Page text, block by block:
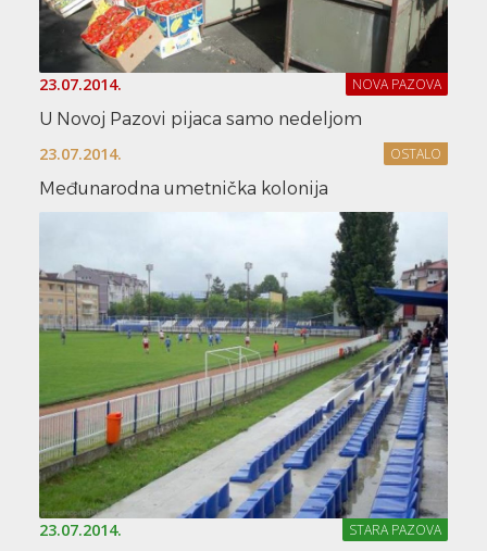
23.07.2014. NOVA PAZOVA
U Novoj Pazovi pijaca samo nedeljom
23.07.2014.
OSTALO
Međunarodna umetnička kolonija
23.07.2014. STARA PAZOVA